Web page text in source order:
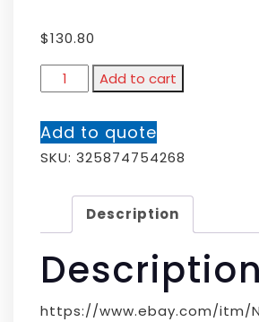
$130.80
Add to cart
Add to quote
SKU: 325874754268
Description
Description
https://www.ebay.com/itm/